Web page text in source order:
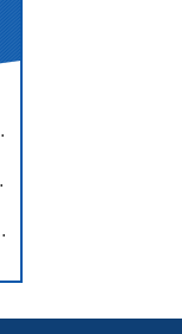
的精密结构
景？
析与维护策略